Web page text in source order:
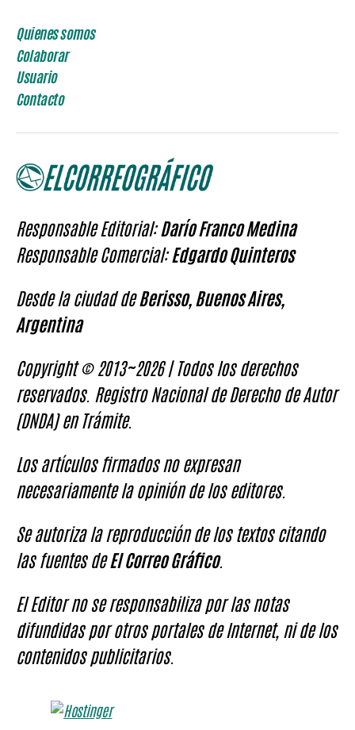
Quienes somos
Colaborar
Usuario
Contacto
Responsable Editorial:Darío Franco Medina
Responsable Comercial:Edgardo Quinteros
Desde la ciudad deBerisso, Buenos Aires,
Argentina
Copyright © 2013~2026 | Todos los derechos
reservados. Registro Nacional de Derecho de Autor
(DNDA) en Trámite.
Los artículos firmados no expresan
necesariamente la opinión de los editores.
Se autoriza la reproducción de los textos citando
las fuentes deEl Correo Gráfico.
El Editor no se responsabiliza por las notas
difundidas por otros portales de Internet, ni de los
contenidos publicitarios.